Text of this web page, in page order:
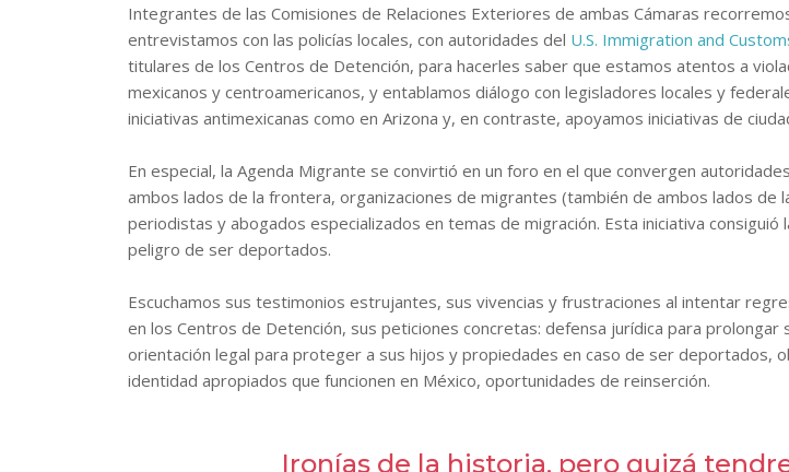
Integrantes de las Comisiones de Relaciones Exteriores de ambas Cámaras
entrevistamos con las policías locales, con autoridades del U.S. Immigration and
titulares de los Centros de Detención, para hacerles saber que estamos atentos a
mexicanos y centroamericanos, y entablamos diálogo con legisladores locales y
iniciativas antimexicanas como en Arizona y, en contraste, apoyamos iniciativas de
En especial, la Agenda Migrante se convirtió en un foro en el que convergen
ambos lados de la frontera, organizaciones de migrantes (también de ambos lados de
periodistas y abogados especializados en temas de migración. Esta iniciativa consiguió
peligro de ser deportados.
Escuchamos sus testimonios estrujantes, sus vivencias y frustraciones al intentar
en los Centros de Detención, sus peticiones concretas: defensa jurídica para prolongar
orientación legal para proteger a sus hijos y propiedades en caso de ser deportados,
identidad apropiados que funcionen en México, oportunidades de reinserción.
Ironías de la historia, pero quizá